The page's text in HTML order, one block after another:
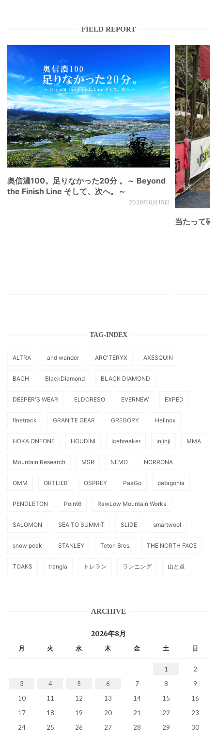
FIELD REPORT
奥信濃100。足りなかった20分 。～ Beyond
the Finish Line そして、次へ。～
2026年6月15日
当たって砕
TAG-INDEX
ALTRA and wander ARC'TERYX AXESQUIN
BACH BlackDiamond BLACK DIAMOND
DEEPER'S WEAR ELDORESO EVERNEW EXPED
finetrack GRANITE GEAR GREGORY Helinox
HOKA ONEONE HOUDINI Icebreaker injinji MMA
Mountain Research MSR NEMO NORRONA
OMM ORTLIEB OSPREY PaaGo patagonia
PENDLETON Point6 RawLow Mountain Works
SALOMON SEA TO SUMMIT SLIDE smartwool
snow peak STANLEY Teton Bros. THE NORTH FACE
TOAKS trangia トレラン ランニング 山と道
ARCHIVE
2026年8月
月 火 水 木 金 土 日
1
2
3
4 5 6 7 8
9
10
11 12 13 14 15
16
17
18 19 20 21 22
23
24
25 26 27 28 29 30